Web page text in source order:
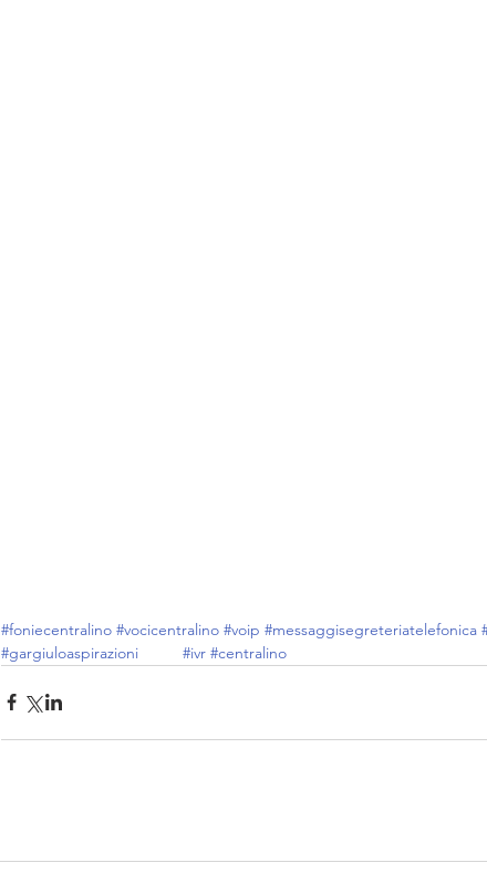
#foniecentralino #vocicentralino #voip #messaggisegreteriatelefonica
#gargiuloaspirazioni
#ivr #centralino